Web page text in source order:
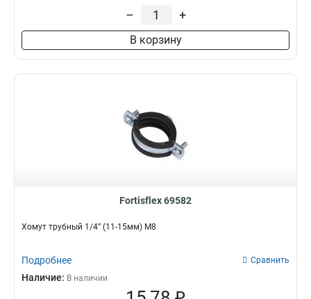
– +
В корзину
Fortisflex 69582
Хомут трубный 1/4” (11-15мм) М8
Подробнее Сравнить
Наличие: В наличии